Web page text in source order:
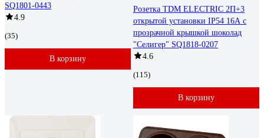
SQ1801-0443
4.9
(35)
В корзину
Розетка TDM ELECTRIC 2П+3
открытой установки IP54 16А с
прозрачной крышкой шоколад
"Селигер" SQ1818-0207
4.6
(115)
В корзину